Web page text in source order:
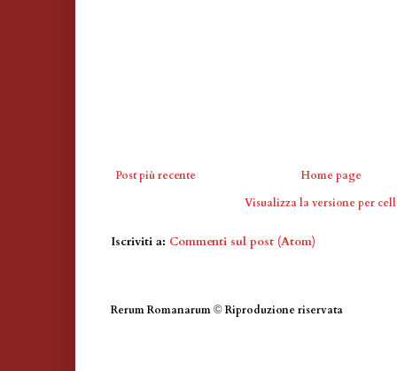
Post più recente
Home page
Visualizza la versione per
Iscriviti a: Commenti sul post (Atom)
Rerum Romanarum © Riproduzione riservata